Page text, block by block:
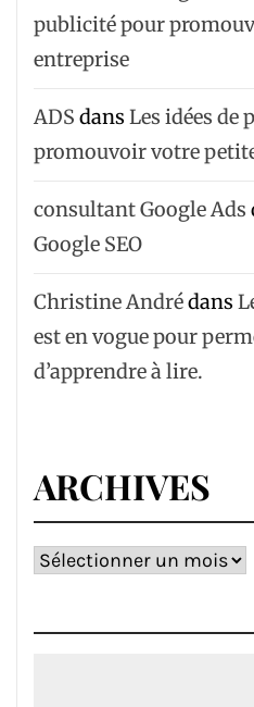
publicité pour
entreprise
ADS dans Les idées de
promouvoir votre
consultant Google Ads
Google SEO
Christine Andrédans
est en vogue pour
d’apprendre à lire.
ARCHIVES
Archives